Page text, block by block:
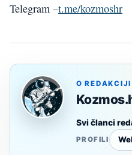
Telegram –t.me/kozmoshr
O REDAKCIJI
Svi članci
PROFILI